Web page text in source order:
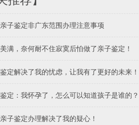
子鉴定非广东范围办理注意事项
满，奈何耐不住寂寞后怕做了亲子鉴定！
定解决了我的忧虑，让我有了更好的未来！
定：我怀孕了，怎么可以知道孩子是谁的？
子鉴定办理解决了我的疑心！